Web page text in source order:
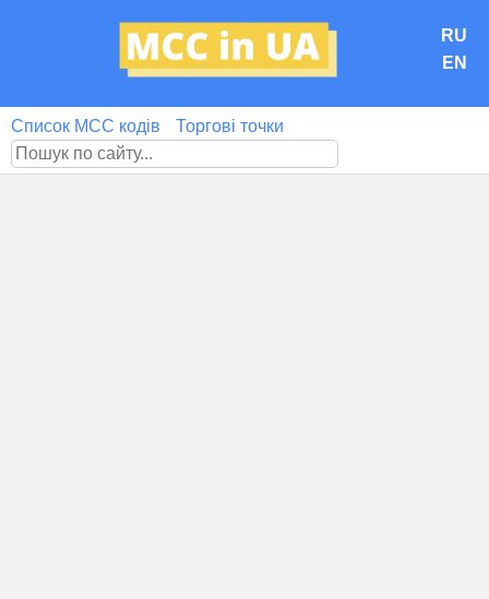
RU
EN
Список MCC кодів Торгові точки